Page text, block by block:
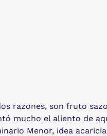
razones, son fruto
mucho el aliento de
Menor, idea